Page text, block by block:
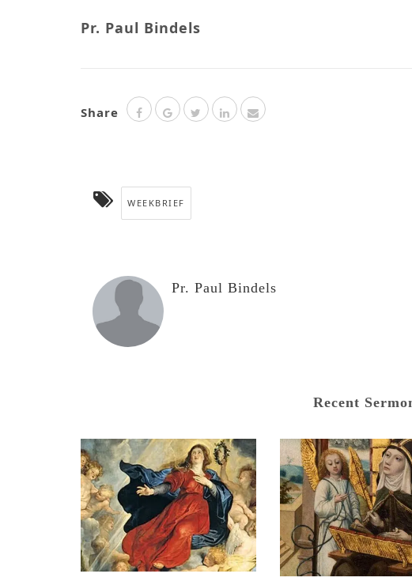
Pr. Paul Bindels
Share
WEEKBRIEF
Pr. Paul Bindels
Recent